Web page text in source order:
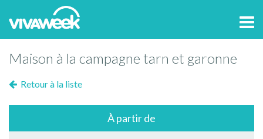
Maison à la campagne tarn et garonne
Retour à la liste
À partir de